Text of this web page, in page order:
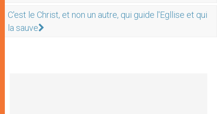
C'est le Christ, et non un autre, qui guide l'Egllise et qui
la sauve